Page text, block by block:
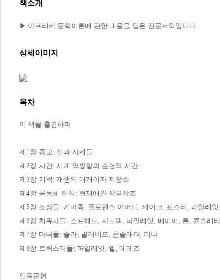
책소개
▶ 아프리카 문학이론에 관한 내용을 담은 전문서적입니다.
상세이미지
목차
이 책을 출간하며
제1장 종교: 신과 사제들
제2장 시간: 시계 역방향의 순환적 시간
제3장 기억: 재생의 매개이자 저장소
제4장 공동체 의식: 형제애와 상부상조
제5장 조상들: 기마족, 플로렌스 어머니, 제이크, 포스터, 파일레
제6장 치유사들: 소프헤드, 샤드랙, 파일레잇, 베이비, 론, 콘솔래
제7장 마녀들: 술라, 빌러비드, 콘솔래타, 리나
제8장 트릭스터들: 파일레잇, 엘, 테레즈
인용문헌